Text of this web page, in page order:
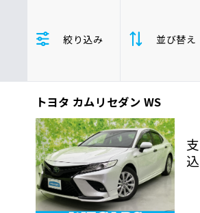
品質管理とサポート体制
お問い合わせ
企業情報
絞り込み
並び替え
支払総
額
年式 新しい
走行距
離
トヨタ カムリセダン WS
込